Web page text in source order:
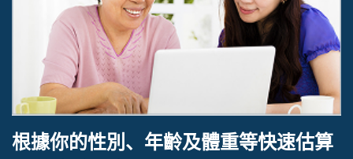
根據你的性別、年齡及體重等快速估算